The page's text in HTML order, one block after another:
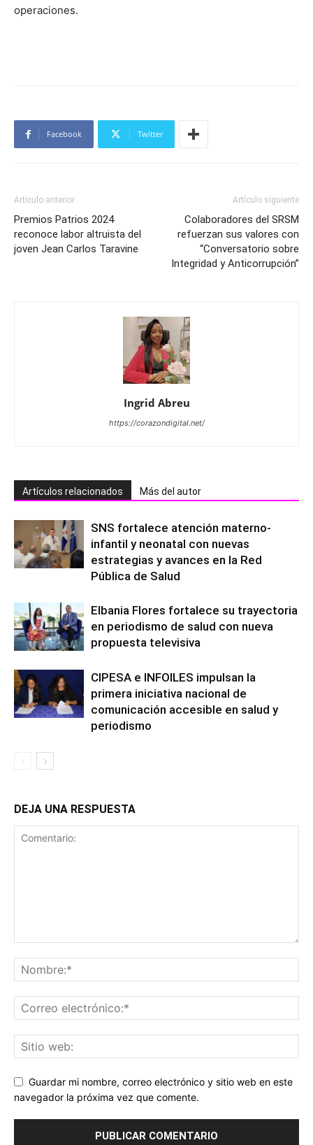
operaciones.
Facebook Twitter
Artículo anterior
Premios Patrios 2024
reconoce labor altruista del
joven Jean Carlos Taravine
Artículo siguiente
Colaboradores del SRSM
refuerzan sus valores con
“Conversatorio sobre
Integridad y Anticorrupción”
Ingrid Abreu
https://corazondigital.net/
Artículos relacionados Más del autor
SNS fortalece atención materno-
infantil y neonatal con nuevas
estrategias y avances en la Red
Pública de Salud
Elbania Flores fortalece su trayectoria
en periodismo de salud con nueva
propuesta televisiva
CIPESA e INFOILES impulsan la
primera iniciativa nacional de
comunicación accesible en salud y
periodismo
DEJA UNA RESPUESTA
Guardar mi nombre, correo electrónico y sitio web en este
navegador la próxima vez que comente.